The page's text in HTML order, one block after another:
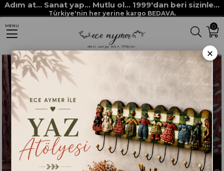
Adım at... Sanat yap... Mutlu ol... 1999'dan beri sizinle...
Türkiye'nin her yerine kargo BEDAVA.
0
MENU
Anasayfa HAM MALZEMELER POLYESTER DÖKÜM OBJELER
POLYESTER MASAÜSTÜ DEKORATİF ÜRÜNLER KUŞLU KİTAP TUTUCU M 217
×